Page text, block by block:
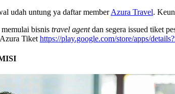
udah untung ya daftar memberAzura Travel.
bisnis travel agentdan segera issued tiket
Tiket https://play.google.com/store/apps/